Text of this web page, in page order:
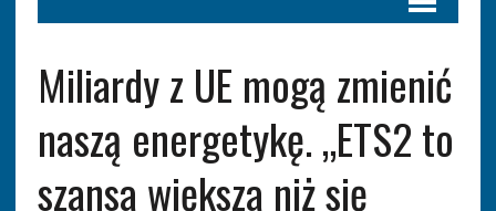
Miliardy z UE mogą zmienić
naszą energetykę. „ETS2 to
szansa większa niż się